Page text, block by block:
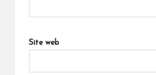
Site web